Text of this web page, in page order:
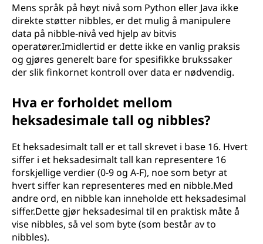
Mens språk på høyt nivå som Python eller Java ikke
direkte støtter nibbles, er det mulig å manipulere
data på nibble-nivå ved hjelp av bitvis
operatører.Imidlertid er dette ikke en vanlig praksis
og gjøres generelt bare for spesifikke brukssaker
der slik finkornet kontroll over data er nødvendig.
Hva er forholdet mellom
heksadesimale tall og nibbles?
Et heksadesimalt tall er et tall skrevet i base 16. Hvert
siffer i et heksadesimalt tall kan representere 16
forskjellige verdier (0-9 og A-F), noe som betyr at
hvert siffer kan representeres med en nibble.Med
andre ord, en nibble kan inneholde ett heksadesimal
siffer.Dette gjør heksadesimal til en praktisk måte å
vise nibbles, så vel som byte (som består av to
nibbles).